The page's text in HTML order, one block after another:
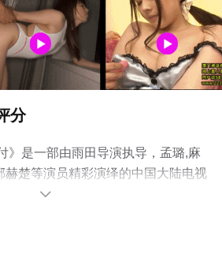
分
》是一部由雨田导演执导，孟璐,麻
赫楚等演员精彩演绎的中国大陆电视
无删减完整版电视剧全集就上星辰
